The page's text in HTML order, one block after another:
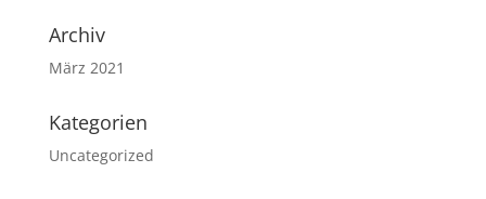
Archiv
März 2021
Kategorien
Uncategorized